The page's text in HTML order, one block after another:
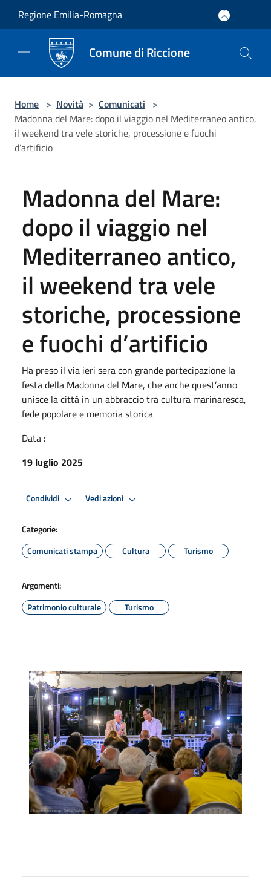
Regione Emilia-Romagna
Comune di Riccione
Home > Novità > Comunicati >
Madonna del Mare: dopo il viaggio nel Mediterraneo antico,
il weekend tra vele storiche, processione e fuochi
d’artificio
Madonna del Mare:
dopo il viaggio nel
Mediterraneo antico,
il weekend tra vele
storiche, processione
e fuochi d’artificio
Ha preso il via ieri sera con grande partecipazione la
festa della Madonna del Mare, che anche quest’anno
unisce la città in un abbraccio tra cultura marinaresca,
fede popolare e memoria storica
Data :
19 luglio 2025
Condividi Vedi azioni
Categorie:
Comunicati stampa
Cultura Turismo
Argomenti:
Patrimonio culturale
Turismo